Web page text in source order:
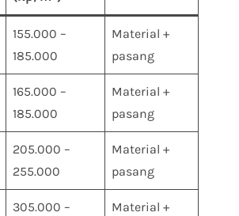
155.000 –
185.000
Material +
pasang
165.000 –
185.000
Material +
pasang
205.000 –
255.000
Material +
pasang
305.000 – Material +